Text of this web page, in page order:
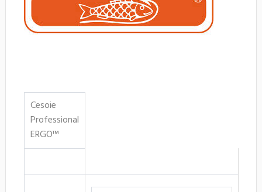
Cesoie
Professional
ERGO™